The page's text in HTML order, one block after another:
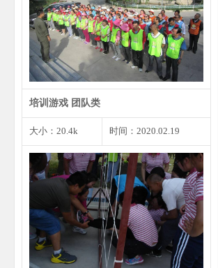
培训游戏 团队类
大小：20.4k 时间：2020.02.19
每个人都会遇到尴尬的事情或者小
错，遇到这种状况我们不…